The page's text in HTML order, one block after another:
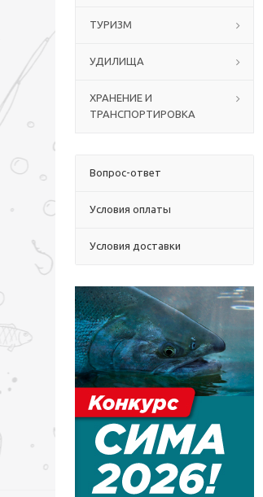
ТУРИЗМ
УДИЛИЩА
ХРАНЕНИЕ И
ТРАНСПОРТИРОВКА
Вопрос-ответ
Условия оплаты
Условия доставки